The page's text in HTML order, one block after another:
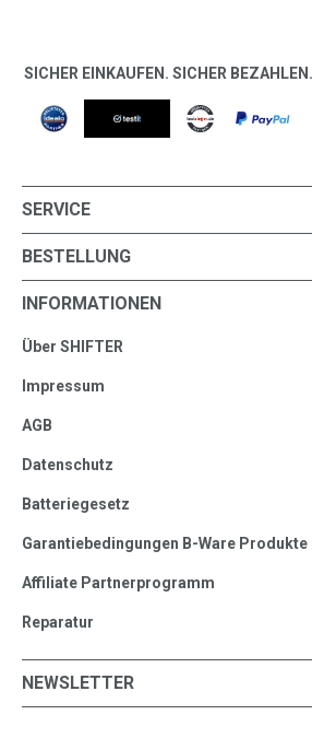
SICHER EINKAUFEN. SICHER
SERVICE
BESTELLUNG
INFORMATIONEN
Über SHIFTER
Impressum
AGB
Datenschutz
Batteriegesetz
Garantiebedingungen B-Ware Produkte
Affiliate Partnerprogramm
Reparatur
NEWSLETTER